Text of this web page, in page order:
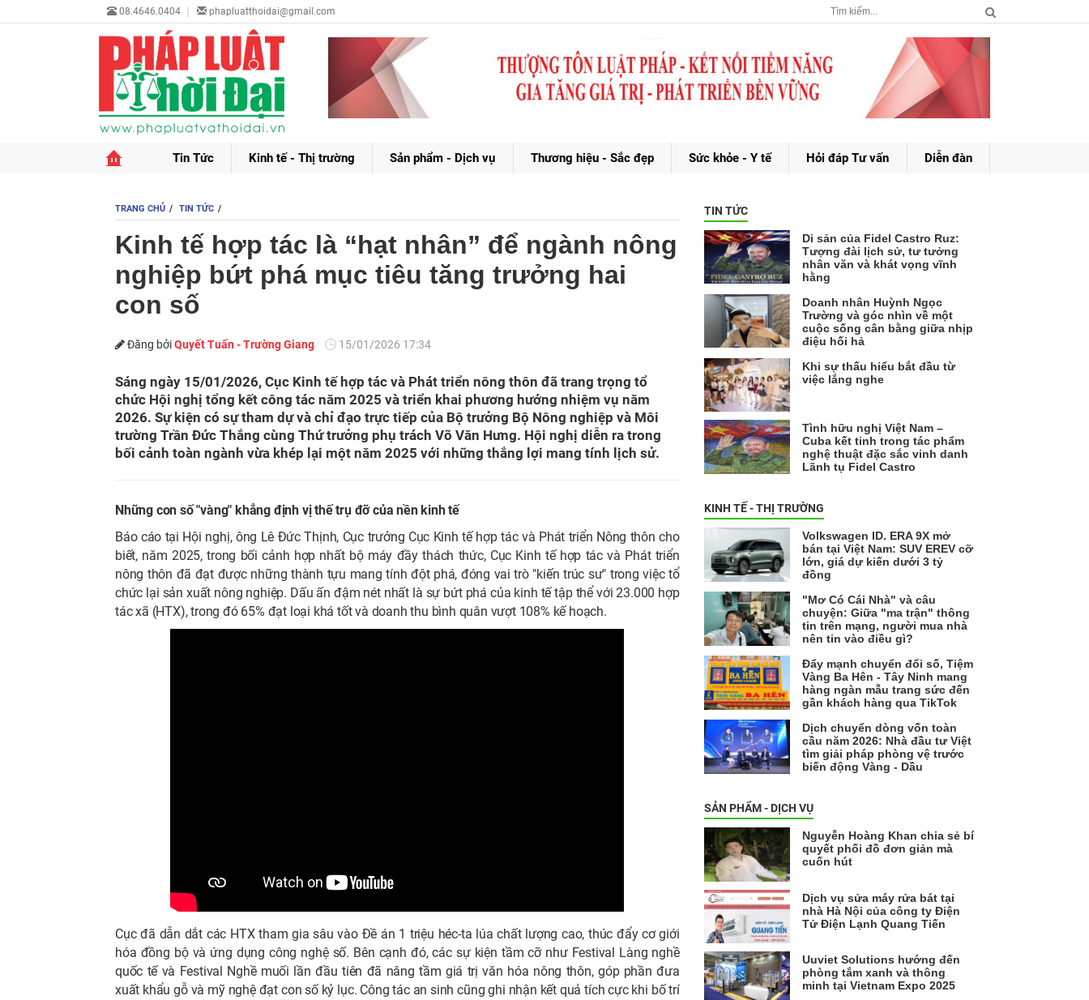
08.4646.0404 phapluatthoidai@gmail.com
Tin Tức Kinh tế - Thị trường Sản phẩm - Dịch vụ Thương hiệu - Sắc đẹp Sức khỏe - Y tế Hỏi đáp Tư vấn Diễn đàn
TRANG CHỦ TIN TỨC
Kinh tế hợp tác là “hạt nhân” để ngành nông
nghiệp bứt phá mục tiêu tăng trưởng hai
con số
Đăng bởiQuyết Tuấn - Trường Giang 15/01/2026 17:34
Sáng ngày 15/01/2026, Cục Kinh tế hợp tác và Phát triển nông thôn đã trang trọng tổ
chức Hội nghị tổng kết công tác năm 2025 và triển khai phương hướng nhiệm vụ năm
2026. Sự kiện có sự tham dự và chỉ đạo trực tiếp của Bộ trưởng Bộ Nông nghiệp và Môi
trường Trần Đức Thắng cùng Thứ trưởng phụ trách Võ Văn Hưng. Hội nghị diễn ra trong
bối cảnh toàn ngành vừa khép lại một năm 2025 với những thắng lợi mang tính lịch sử.
Những con số "vàng" khẳng định vị thế trụ đỡ của nền kinh tế
Báo cáo tại Hội nghị, ông Lê Đức Thịnh, Cục trưởng Cục Kinh tế hợp tác và Phát triển Nông thôn cho
biết, năm 2025, trong bối cảnh hợp nhất bộ máy đầy thách thức, Cục Kinh tế hợp tác và Phát triển
nông thôn đã đạt được những thành tựu mang tính đột phá, đóng vai trò "kiến trúc sư" trong việc tổ
chức lại sản xuất nông nghiệp. Dấu ấn đậm nét nhất là sự bứt phá của kinh tế tập thể với 23.000 hợp
tác xã (HTX), trong đó 65% đạt loại khá tốt và doanh thu bình quân vượt 108% kế hoạch.
Cục đã dẫn dắt các HTX tham gia sâu vào Đề án 1 triệu héc-ta lúa chất lượng cao, thúc đẩy cơ giới
hóa đồng bộ và ứng dụng công nghệ số. Bên cạnh đó, các sự kiện tầm cỡ như Festival Làng nghề
quốc tế và Festival Nghề muối lần đầu tiên đã nâng tầm giá trị văn hóa nông thôn, góp phần đưa
xuất khẩu gỗ và mỹ nghệ đạt con số kỷ lục. Công tác an sinh cũng ghi nhận kết quả tích cực khi bố trí
TIN TỨC
Di sản của Fidel Castro Ruz:
Tượng đài lịch sử, tư tưởng
nhân văn và khát vọng vĩnh
hằng
Doanh nhân Huỳnh Ngọc
Trường và góc nhìn về một
cuộc sống cân bằng giữa nhịp
điệu hối hả
Khi sự thấu hiểu bắt đầu từ
việc lắng nghe
Tình hữu nghị Việt Nam –
Cuba kết tinh trong tác phẩm
nghệ thuật đặc sắc vinh danh
Lãnh tụ Fidel Castro
KINH TẾ - THỊ TRƯỜNG
Volkswagen ID. ERA 9X mở
bán tại Việt Nam: SUV EREV cỡ
lớn, giá dự kiến dưới 3 tỷ
đồng
"Mơ Có Cái Nhà" và câu
chuyện: Giữa "ma trận" thông
tin trên mạng, người mua nhà
nên tin vào điều gì?
Đẩy mạnh chuyển đổi số, Tiệm
Vàng Ba Hên - Tây Ninh mang
hàng ngàn mẫu trang sức đến
gần khách hàng qua TikTok
Dịch chuyển dòng vốn toàn
cầu năm 2026: Nhà đầu tư Việt
tìm giải pháp phòng vệ trước
biến động Vàng - Dầu
SẢN PHẨM - DỊCH VỤ
Nguyễn Hoàng Khan chia sẻ bí
quyết phối đồ đơn giản mà
cuốn hút
Dịch vụ sửa máy rửa bát tại
nhà Hà Nội của công ty Điện
Tử Điện Lạnh Quang Tiến
Uuviet Solutions hướng đến
phòng tắm xanh và thông
minh tại Vietnam Expo 2025